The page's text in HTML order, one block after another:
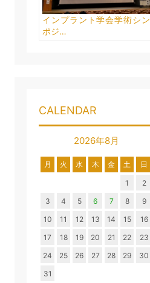
インプラント学会学術シン
ポジ…
CALENDAR
2026年8月
月 火 水 木 金 土 日
1
2
3
4 5 6 7 8
9
10
11 12 13 14 15
16
17
18 19 20 21 22
23
24
25 26 27 28 29
30
31